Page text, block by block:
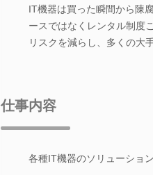
IT機器は買った瞬間から陳
ースではなくレンタル制度
リスクを減らし、多くの大
仕事内容
各種IT機器のソリューショ